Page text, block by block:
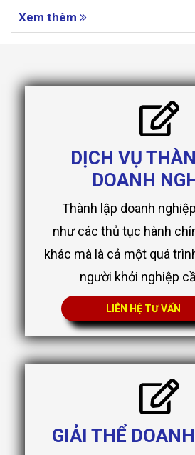
Xem thêm
DỊCH VỤ
DOANH
Thành lập doanh
như các thủ tục hành
khác mà là cả một quá
người khởi nghiệp
LIÊN HỆ TƯ VẤN
GIẢI THỂ